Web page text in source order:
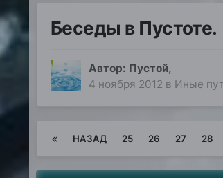
Беседы в Пустоте.
Автор: Пустой,
4 ноября 2012 в Иные
НАЗАД 25 26 27 28